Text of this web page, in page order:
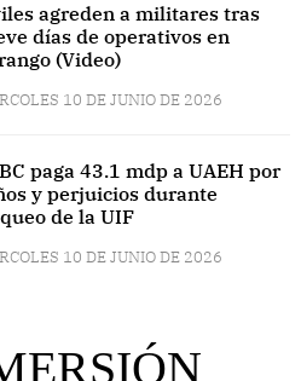
agreden a militares tras
días de operativos en
(Video)
10 DE JUNIO DE 2026
paga 43.1 mdp a UAEH por
y perjuicios durante
de la UIF
10 DE JUNIO DE 2026